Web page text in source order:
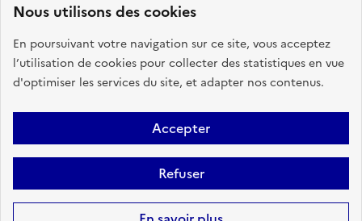
Nous utilisons des cookies
En poursuivant votre navigation sur ce site, vous acceptez
l’utilisation de cookies pour collecter des statistiques en vue
d'optimiser les services du site, et adapter nos contenus.
Accepter
Refuser
Plan du site Accessibilité : partiellement conforme
Mentions
Légales
Données personnelles Gestion des cookies
FAQ
Sauf mention contraire, tous les contenus de ce site sont sous